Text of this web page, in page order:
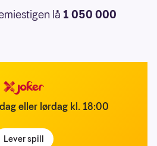
lå 1 050 000
eller lørdag kl. 18:00
Lever spill